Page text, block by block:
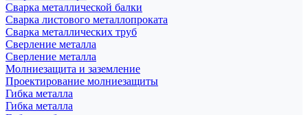
Сварка металлической балки
Сварка листового металлопроката
Сварка металлических труб
Сверление металла
Сверление металла
Молниезащита и заземление
Проектирование молниезащиты
Гибка металла
Гибка металла